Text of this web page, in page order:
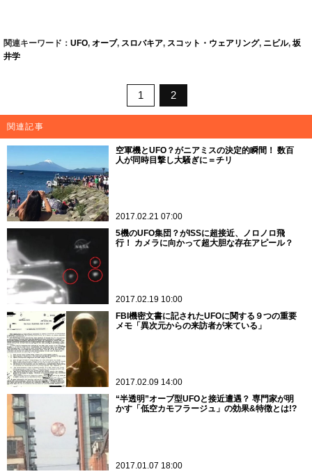
関連キーワード： UFO, オーブ, スロバキア, スコット・ウェアリング, ニビル, 坂
井学
1 2
関連記事
空軍機とUFO？がニアミスの決定的瞬間！ 数百
人が同時目撃し大騒ぎに＝チリ
2017.02.21 07:00
5機のUFO集団？がISSに超接近、ノロノロ飛
行！ カメラに向かって超大胆な存在アピール？
2017.02.19 10:00
FBI機密文書に記されたUFOに関する９つの重要
メモ「異次元からの来訪者が来ている」
2017.02.09 14:00
“半透明”オーブ型UFOと接近遭遇？ 専門家が明
かす「低空カモフラージュ」の効果&特徴とは!?
2017.01.07 18:00